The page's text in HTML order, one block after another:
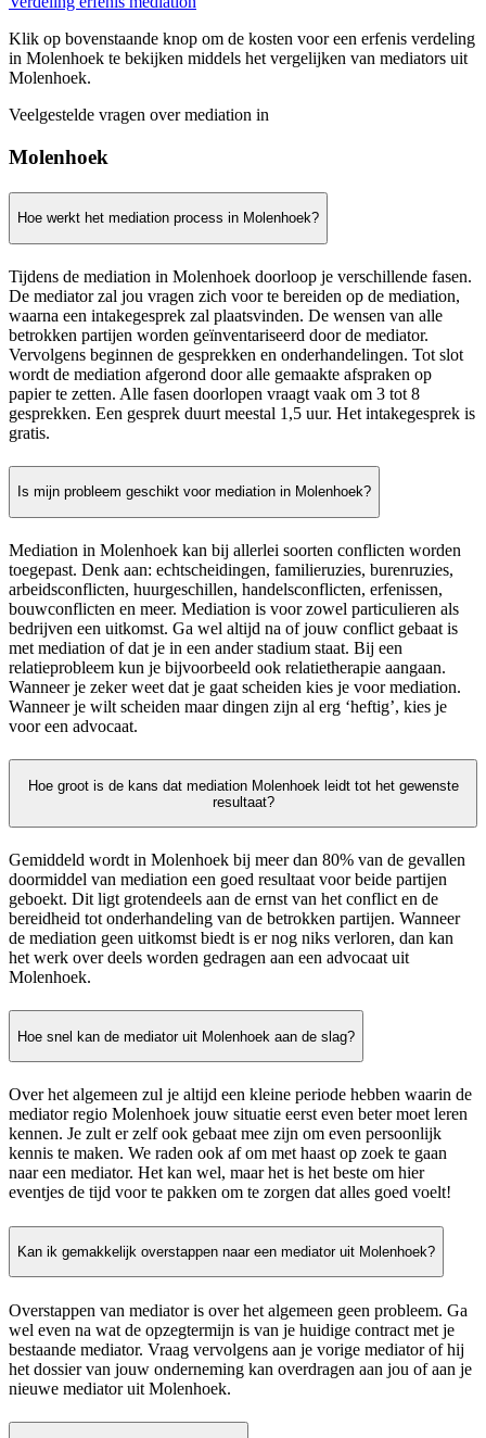
Klik op bovenstaande knop om de kosten voor een erfenis verdeling
in Molenhoek te bekijken middels het vergelijken van mediators uit
Molenhoek.
Veelgestelde vragen over mediation in
Molenhoek
Hoe werkt het mediation process in Molenhoek?
Tijdens de mediation in Molenhoek doorloop je verschillende fasen.
De mediator zal jou vragen zich voor te bereiden op de mediation,
waarna een intakegesprek zal plaatsvinden. De wensen van alle
betrokken partijen worden geïnventariseerd door de mediator.
Vervolgens beginnen de gesprekken en onderhandelingen. Tot slot
wordt de mediation afgerond door alle gemaakte afspraken op
papier te zetten. Alle fasen doorlopen vraagt vaak om 3 tot 8
gesprekken. Een gesprek duurt meestal 1,5 uur. Het intakegesprek is
gratis.
Is mijn probleem geschikt voor mediation in Molenhoek?
Mediation in Molenhoek kan bij allerlei soorten conflicten worden
toegepast. Denk aan: echtscheidingen, familieruzies, burenruzies,
arbeidsconflicten, huurgeschillen, handelsconflicten, erfenissen,
bouwconflicten en meer. Mediation is voor zowel particulieren als
bedrijven een uitkomst. Ga wel altijd na of jouw conflict gebaat is
met mediation of dat je in een ander stadium staat. Bij een
relatieprobleem kun je bijvoorbeeld ook relatietherapie aangaan.
Wanneer je zeker weet dat je gaat scheiden kies je voor mediation.
Wanneer je wilt scheiden maar dingen zijn al erg ‘heftig’, kies je
voor een advocaat.
Hoe groot is de kans dat mediation Molenhoek leidt tot het gewenste
resultaat?
Gemiddeld wordt in Molenhoek bij meer dan 80% van de gevallen
doormiddel van mediation een goed resultaat voor beide partijen
geboekt. Dit ligt grotendeels aan de ernst van het conflict en de
bereidheid tot onderhandeling van de betrokken partijen. Wanneer
de mediation geen uitkomst biedt is er nog niks verloren, dan kan
het werk over deels worden gedragen aan een advocaat uit
Molenhoek.
Hoe snel kan de mediator uit Molenhoek aan de slag?
Over het algemeen zul je altijd een kleine periode hebben waarin de
mediator regio Molenhoek jouw situatie eerst even beter moet leren
kennen. Je zult er zelf ook gebaat mee zijn om even persoonlijk
kennis te maken. We raden ook af om met haast op zoek te gaan
naar een mediator. Het kan wel, maar het is het beste om hier
eventjes de tijd voor te pakken om te zorgen dat alles goed voelt!
Kan ik gemakkelijk overstappen naar een mediator uit Molenhoek?
Overstappen van mediator is over het algemeen geen probleem. Ga
wel even na wat de opzegtermijn is van je huidige contract met je
bestaande mediator. Vraag vervolgens aan je vorige mediator of hij
het dossier van jouw onderneming kan overdragen aan jou of aan je
nieuwe mediator uit Molenhoek.